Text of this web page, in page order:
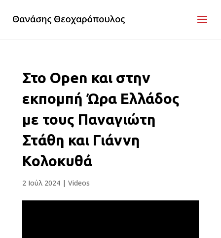
Στο Open και στην
εκπομπή Ώρα Ελλάδος
με τους Παναγιώτη
Στάθη και Γιάννη
Κολοκυθά
2 Ιούλ 2024| Videos